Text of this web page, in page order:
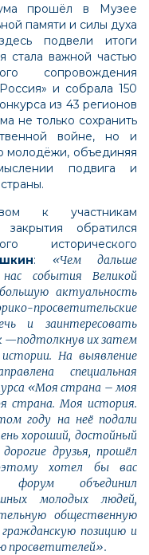
прошёл в Музее
памяти и силы духа
подвели итоги
стала важной частью
сопровождения
и собрала 150
из 43 регионов
не только сохранить
войне, но и
молодёжи, объединяя
подвига и
к участникам
обратился
исторического
: «Чем дальше
события Великой
актуальность
просветительские
и заинтересовать
—подтолкнув их затем
На выявление
специальная
«Моя страна – моя
страна. Моя история.
году на неё подали
хороший, достойный
друзья, прошёл
хотел бы вас
форум объединил
молодых людей,
общественную
позицию и
просветителей».